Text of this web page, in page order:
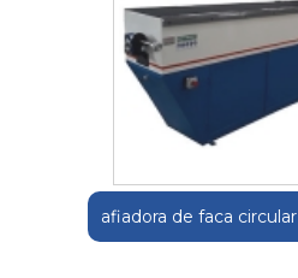
afiadora de faca